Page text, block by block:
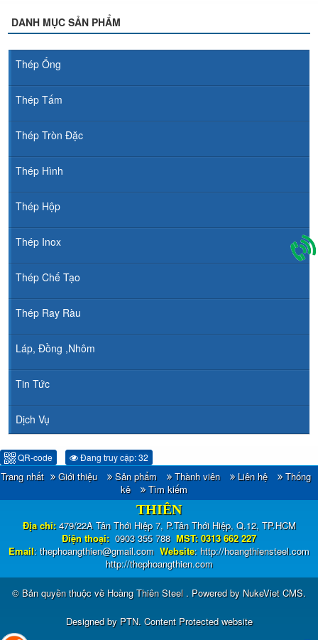
DANH MỤC SẢN PHẨM
Thép Ống
Thép Tấm
Thép Tròn Đặc
Thép Hình
Thép Hộp
Thép Inox
Thép Chế Tạo
Thép Ray Ràu
Láp, Đồng ,Nhôm
Tin Tức
Dịch Vụ
QR-code Đang truy cập: 32
Trang nhất Giới thiệu Sản phẩm Thành viên Liên hệ
Thống
kê
Tìm kiếm
CÔNG TY TNHH ĐẦU TƯ TM - XNK HOÀNG
THIÊN
Địa chỉ:479/22A Tân Thới Hiệp 7, P.Tân Thới Hiệp, Q.12, TP.HCM
Điện thoại: 0903 355 788 MST: 0313 662 227
Email: thephoangthien@gmail.com Website: http://hoangthiensteel.com
http://thephoangthien.com
© Bản quyền thuộc về Hoàng Thiên Steel . Powered by NukeViet CMS.
Designed by PTN. Content Protected website